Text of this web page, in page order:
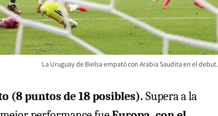
La Uruguay de Bielsa empató con Arabia Saudita en el debut.
(8 puntos de 18 posibles). Supera a la